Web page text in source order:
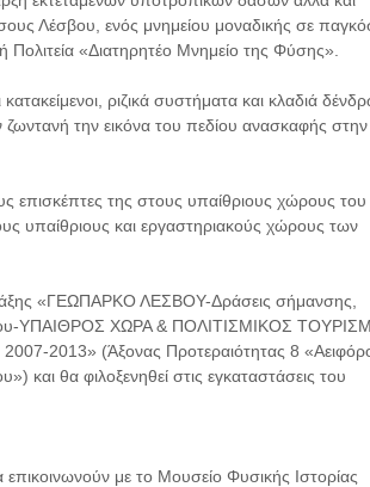
Λέσβου, ενός μνημείου μοναδικής σε
«Διατηρητέο Μνημείο της Φύσης».
ριζικά συστήματα και κλαδιά
ζωντανή την εικόνα του πεδίου ανασκαφής στην
επισκέπτες της στους υπαίθριους χώρους του
υπαίθριους και εργαστηριακούς χώρους των
«ΓΕΩΠΑΡΚΟ ΛΕΣΒΟΥ-Δράσεις σήμανσης,
ΥΠΑΙΘΡΟΣ ΧΩΡΑ & ΠΟΛΙΤΙΣΜΙΚΟΣ
2013» (Άξονας Προτεραιότητας 8
και θα φιλοξενηθεί στις εγκαταστάσεις του
με το Μουσείο Φυσικής Ιστορίας